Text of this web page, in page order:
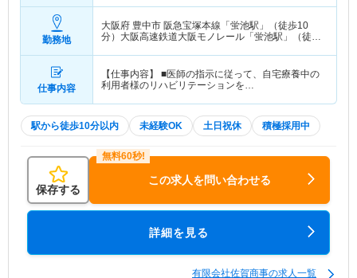
勤務地
大阪府 豊中市 阪急宝塚本線「蛍池駅」（徒歩10
分）大阪高速鉄道大阪モノレール「蛍池駅」（徒歩
仕事内容
【仕事内容】 ■医師の指示に従って、自宅療養中の
利用者様のリハビリテーションを…
駅から徒歩10分以内 未経験OK 土日祝休 積極採用中
保存する
この求人を問い合わせる
詳細を見る
有限会社佐賀商事の求人一覧